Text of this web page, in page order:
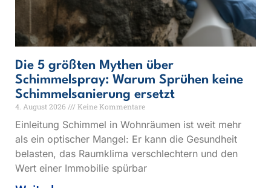
Die 5 größten Mythen über
Schimmelspray: Warum Sprühen keine
Schimmelsanierung ersetzt
4. August 2026 Keine Kommentare
Einleitung Schimmel in Wohnräumen ist weit mehr
als ein optischer Mangel: Er kann die Gesundheit
belasten, das Raumklima verschlechtern und den
Wert einer Immobilie spürbar